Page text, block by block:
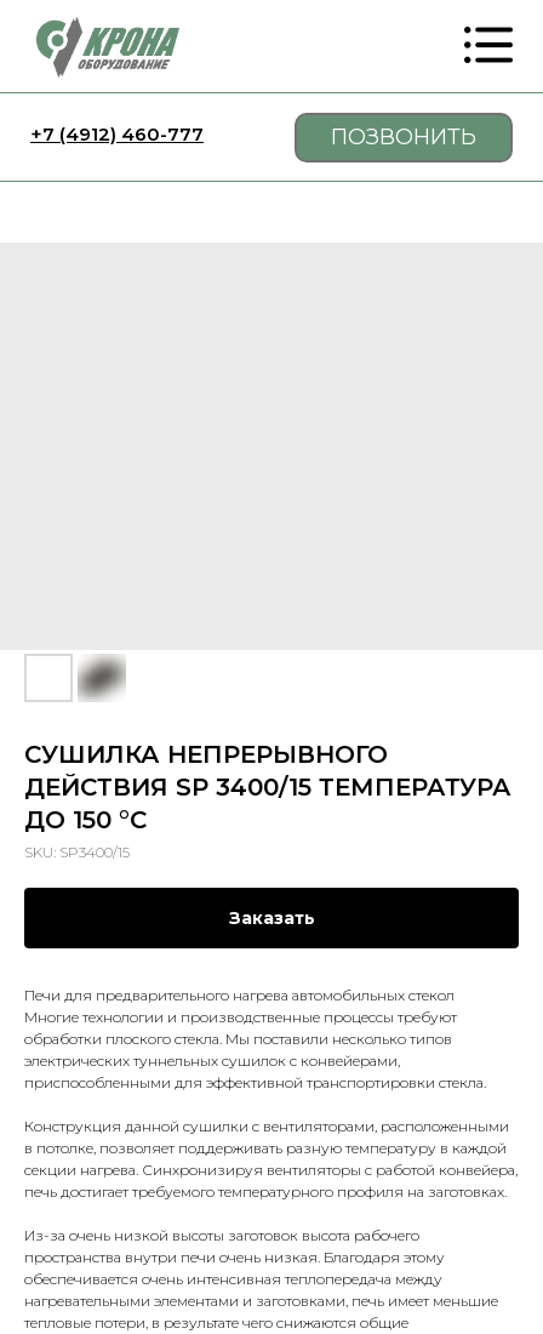
+7 (4912) 460-777 ПОЗВОНИТЬ
СУШИЛКА НЕПРЕРЫВНОГО
ДЕЙСТВИЯ SP 3400/15 ТЕМПЕРАТУРА
ДО 150 °C
SKU: SP3400/15
Заказать
Печи для предварительного нагрева автомобильных стекол
Многие технологии и производственные процессы требуют
обработки плоского стекла. Мы поставили несколько типов
электрических туннельных сушилок с конвейерами,
приспособленными для эффективной транспортировки стекла.
Конструкция данной сушилки с вентиляторами, расположенными
в потолке, позволяет поддерживать разную температуру в каждой
секции нагрева. Синхронизируя вентиляторы с работой конвейера,
печь достигает требуемого температурного профиля на заготовках.
Из-за очень низкой высоты заготовок высота рабочего
пространства внутри печи очень низкая. Благодаря этому
обеспечивается очень интенсивная теплопередача между
нагревательными элементами и заготовками, печь имеет меньшие
тепловые потери, в результате чего снижаются общие